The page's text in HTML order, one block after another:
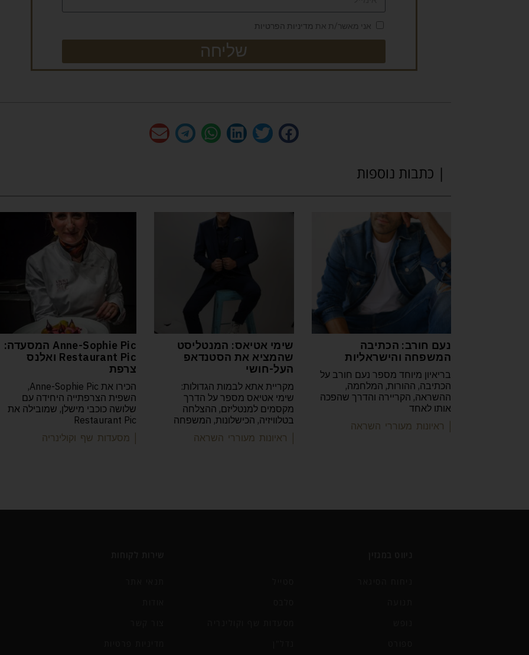
אני מאשר/ת את מדיניות הפרטיות
שליחה
| כתבות נוספות
נעם חורב: הכתיבה
המשפחה והישראליות
בריאיון מיוחד מספר נעם חורב על
הכתיבה, ההורות, המלחמה,
ההשראה, הקריירה והדרך שהפכה
אותו לאחד
| ראיונות מעוררי השראה
שימי אטיאס: המנטליסט
שהמציא את הסטנדאפ
העל-חושי
מקריית אתא לבמות הגדולות:
שימי אטיאס מספר על הדרך
מקסמים למנטליזם, ההצלחה
בטלוויזיה, הכישלונות, המשפחה
| ראיונות מעוררי השראה
Anne-Sophie Pic המסעדה:
Restaurant Pic ואלנס
צרפת
הכירו את Anne-Sophie Pic,
השפית הצרפתייה היחידה עם
שלושה כוכבי מישלן, שמובילה את
Restaurant Pic
| מסעדות שף וקולינריה